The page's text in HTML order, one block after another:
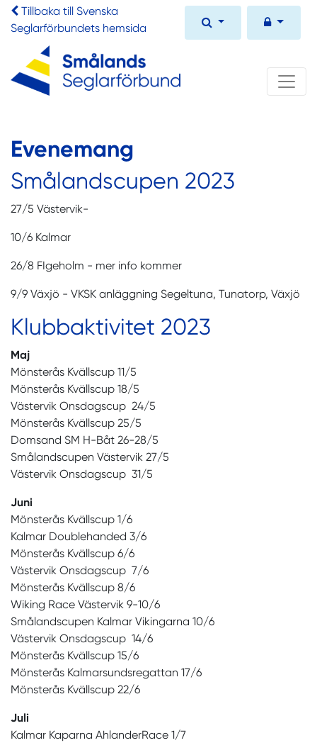
Tillbaka till Svenska
Seglarförbundets hemsida
Evenemang
Smålandscupen 2023
27/5 Västervik-
10/6 Kalmar
26/8 FIgeholm - mer info kommer
9/9 Växjö - VKSK anläggning Segeltuna, Tunatorp, Växjö
Klubbaktivitet 2023
Maj
Mönsterås Kvällscup 11/5
Mönsterås Kvällscup 18/5
Västervik Onsdagscup 24/5
Mönsterås Kvällscup 25/5
Domsand SM H-Båt 26-28/5
Smålandscupen Västervik 27/5
Västervik Onsdagscup 31/5
Juni
Mönsterås Kvällscup 1/6
Kalmar Doublehanded 3/6
Mönsterås Kvällscup 6/6
Västervik Onsdagscup 7/6
Mönsterås Kvällscup 8/6
Wiking Race Västervik 9-10/6
Smålandscupen Kalmar Vikingarna 10/6
Västervik Onsdagscup 14/6
Mönsterås Kvällscup 15/6
Mönsterås Kalmarsundsregattan 17/6
Mönsterås Kvällscup 22/6
Juli
Kalmar Kaparna AhlanderRace 1/7